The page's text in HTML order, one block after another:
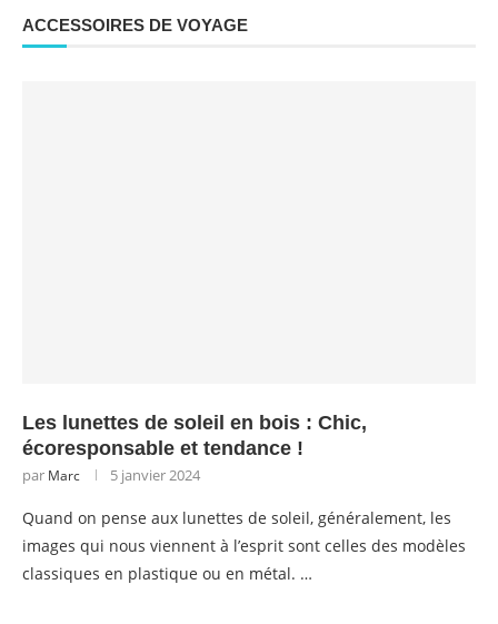
ACCESSOIRES DE VOYAGE
Les lunettes de soleil en bois : Chic,
écoresponsable et tendance !
par Marc 5 janvier 2024
Quand on pense aux lunettes de soleil, généralement, les
images qui nous viennent à l’esprit sont celles des modèles
classiques en plastique ou en métal. …